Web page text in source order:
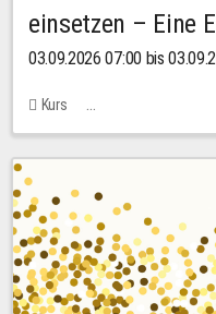
einsetzen – Eine
03.09.2026 07:00 bis
Kurs
Bachstraße 18k - SR 102